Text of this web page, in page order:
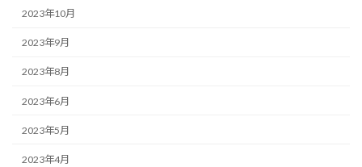
2023年10月
2023年9月
2023年8月
2023年6月
2023年5月
2023年4月